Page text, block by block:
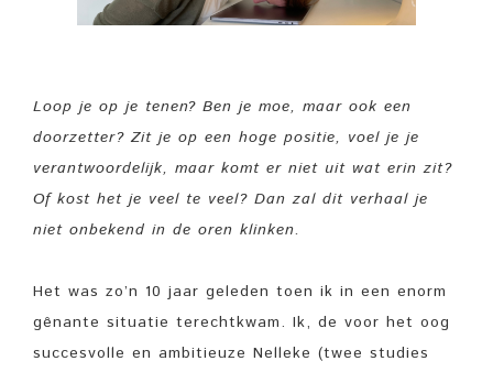
Loop je op je tenen? Ben je moe, maar ook een
doorzetter? Zit je op een hoge positie, voel je je
verantwoordelijk, maar komt er niet uit wat erin zit?
Of kost het je veel te veel? Dan zal dit verhaal je
niet onbekend in de oren klinken.
Het was zo’n 10 jaar geleden toen ik in een enorm
gênante situatie terechtkwam. Ik, de voor het oog
succesvolle en ambitieuze Nelleke (twee studies